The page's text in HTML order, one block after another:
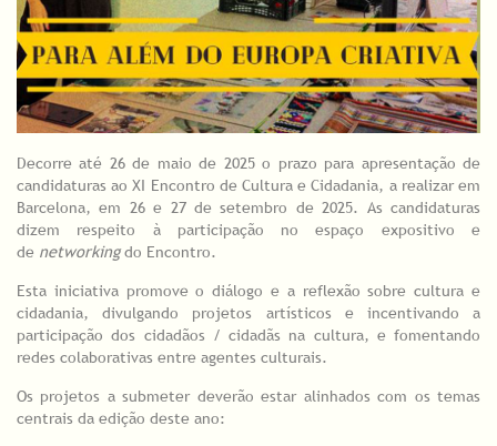
Decorre até 26 de maio de 2025 o prazo para apresentação de
candidaturas ao XI Encontro de Cultura e Cidadania, a realizar em
Barcelona, em 26 e 27 de setembro de 2025. As candidaturas
dizem respeito à participação no espaço expositivo e
de networkingdo Encontro.
Esta iniciativa promove o diálogo e a reflexão sobre cultura e
cidadania, divulgando projetos artísticos e incentivando a
participação dos cidadãos / cidadãs na cultura, e fomentando
redes colaborativas entre agentes culturais.
Os projetos a submeter deverão estar alinhados com os temas
centrais da edição deste ano: